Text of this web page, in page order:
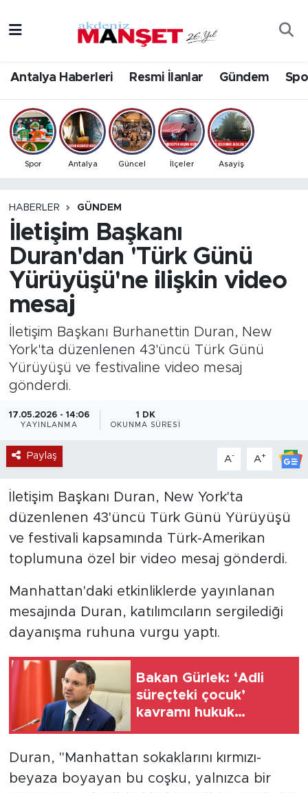
Antalya Haberleri Resmi İlanlar Gündem
Spor Antalya Güncel İlçeler Asayiş
HABERLER GÜNDEM
İletişim Başkanı
Duran'dan 'Türk Günü
Yürüyüşü'ne ilişkin video
mesaj
İletişim Başkanı Burhanettin Duran, New
York'ta düzenlenen 43'üncü Türk Günü
Yürüyüşü ve festivaline video mesaj
gönderdi.
17.05.2026 - 14:06
YAYINLANMA
1 DK
OKUNMA SÜRESI
Paylaş A- A+
İletişim Başkanı Duran, New York'ta
düzenlenen 43'üncü Türk Günü Yürüyüşü
ve festivali kapsamında Türk-Amerikan
toplumuna özel bir video mesaj gönderdi.
Manhattan'daki etkinliklerde yayınlanan
mesajında Duran, katılımcıların sergilediği
dayanışma ruhuna vurgu yaptı.
Bakan Gürlek: ‘Adli
süreçteki çocuk’
kavramı hukuk
Duran, "Manhattan sokaklarını kırmızı-
beyaza boyayan bu coşku, yalnızca bir
Bilim & Teknoloji
Eğitim
Ekonomi
Gündem
İlçeler
Kültür- Sanat
Magazin
Özel Haber
Turizm
Antalya Hava Durumu
Antalya Namaz Vakitleri
Antalya Trafik Yoğunluk Haritası
Tüm Manşetler
Son Dakika Haberleri
Haber Arşivi